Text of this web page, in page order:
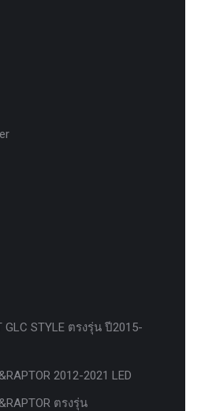
GLC STYLE ตรงรุ่น ปี2015-
2012-2021 LED
ตรงรุ่น